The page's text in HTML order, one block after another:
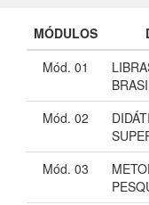
MÓDULOS
Mód. 01
Mód. 02
Mód. 03